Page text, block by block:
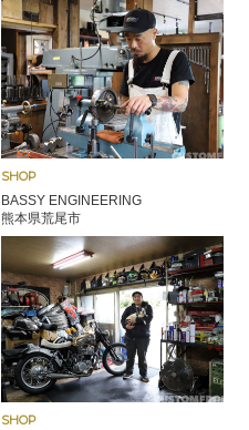
SHOP
BASSY ENGINEERING
熊本県荒尾市
SHOP